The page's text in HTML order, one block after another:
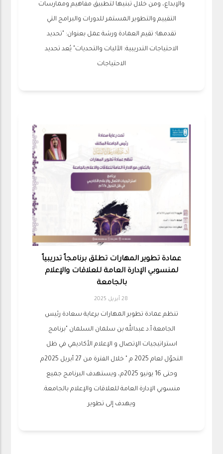
والإبداع، ومن خلال تبنيها لتطبيق مفاهيم وممارسات
التقييم والتطوير المستمر للدورات والبرامج التي
تقدمها؛ تقيم العمادة ورشة عمل بعنوان: "تحديد
الاحتياجات التدريبية: الآليات والتحديات" يُعد تحديد
الاحتياجات
عمادة تطوير المهارات تطلق برنامجاً تدريبياً
لمنسوبي الإدارة العامة للعلاقات والإعلام
بالجامعة
28 أبريل 2025
تنظم عمادة تطوير المهارات برعاية سعادة رئيس
الجامعة أ.د عبدالله بن سلمان السلمان "برنامج
استراتيجيات الإتصال و الإعلام الأكاديمي في ظل
التحوّل لعام 2025 م " خلال الفترة من 27 أبريل 2025م
وحتى 16 يونيو 2025م، ويستهدف البرنامج جميع
منسوبي الإدارة العامة للعلاقات والإعلام بالجامعة.
ويهدف إلى تطوير